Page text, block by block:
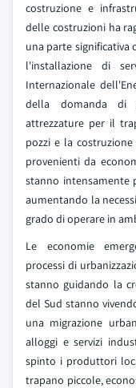
costruzione e
delle costruzioni ha
una parte significativa
l'installazione di
Internazionale
della domanda di
attrezzature per il
pozzi e la
provenienti da
stanno intensamente
aumentando la
grado di operare in
Le economie
processi di
stanno guidando la
del Sud stanno
una migrazione
alloggi e servizi
spinto i produttori
trapano piccole,